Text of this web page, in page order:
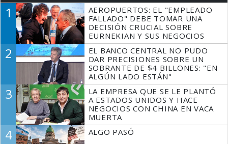
1
AEROPUERTOS: EL "EMPLEADO
FALLADO" DEBE TOMAR UNA
DECISIÓN CRUCIAL SOBRE
EURNEKIAN Y SUS NEGOCIOS
2
EL BANCO CENTRAL NO PUDO
DAR PRECISIONES SOBRE UN
SOBRANTE DE $4 BILLONES: "EN
ALGÚN LADO ESTÁN"
3
LA EMPRESA QUE SE LE PLANTÓ
A ESTADOS UNIDOS Y HACE
NEGOCIOS CON CHINA EN VACA
MUERTA
4 ALGO PASÓ